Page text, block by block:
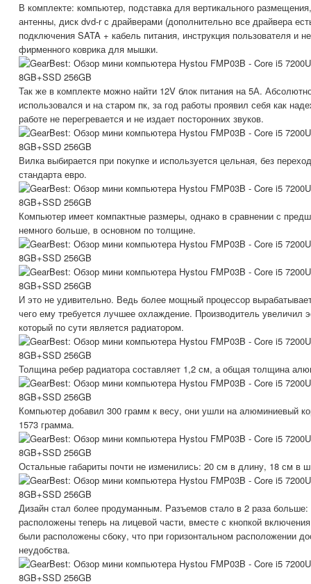
В комплекте: компьютер, подставка для вертикального
антенны, диск dvd-r с драйверами (дополнительно все драйвера
подключения SATA + кабель питания, инструкция пользователя и
фирменного коврика для мышки.
Так же в комплекте можно найти 12V блок питания на 5А.
использовался и на старом пк, за год работы проявил себя как
работе не перегревается и не издает посторонних звуков.
Вилка выбирается при покупке и используется цельная, без
стандарта евро.
Компьютер имеет компактные размеры, однако в сравнении с
немного больше, в основном по толщине.
И это не удивительно. Ведь более мощный процессор
чего ему требуется лучшее охлаждение. Производитель
который по сути является радиатором.
Толщина ребер радиатора составляет 1,2 см, а общая толщина
Компьютер добавил 300 грамм к весу, они ушли на алюминиевый
1573 грамма.
Остальные габариты почти не изменились: 20 см в длину, 18 см в
Дизайн стал более продуманным. Разъемов стало в 2 раза больше:
расположены теперь на лицевой части, вместе с кнопкой
были расположены сбоку, что при горизонтальном расположении
неудобства.